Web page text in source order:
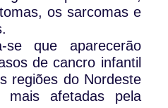
os sarcomas e
se que aparecerão
de cancro infantil
regiões do Nordeste
afetadas pela